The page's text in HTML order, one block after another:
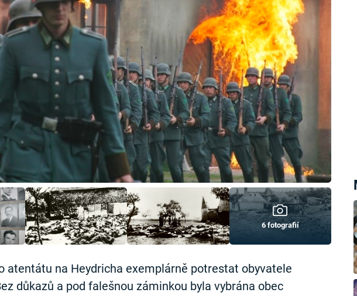
6 fotografií
atentátu na Heydricha exemplárně potrestat obyvatele
důkazů a pod falešnou záminkou byla vybrána obec